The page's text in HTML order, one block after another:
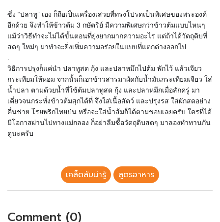
ซึ่ง “ปลาทู” เอง ก็ถือเป็นเครื่องเสวยที่ทรงโปรดเป็นพิเศษของพระองค์
อีกด้วย จึงทำให้ข้าวต้ม 3 กษัตริย์ มีความพิเศษกว่าข้าวต้มแบบไหนๆ
แม้ว่าวิธีทำจะไม่ได้ขั้นตอนที่ยุ่งยากมากความอะไร แต่ถ้าได้วัตถุดิบที่
สดๆ ใหม่ๆ มาทำจะยิ่งเพิ่มความอร่อยในแบบที่แตกต่างออกไป
วิธีการปรุงก็แค่นำ ปลาทูสด กุ้ง และปลาหมึกไปต้ม พักไว้ แล้วเจียว
กระเทียมให้หอม จากนั้นก็เอาข้าวสารมาผัดกับน้ำมันกระเทียมเจียว ใส่
น้ำปลา ตามด้วยน้ำที่ใช้ต้มปลาทูสด กุ้ง และปลาหมึกเมื่อสักครู่ มา
เคี่ยวจนกระทั่งข้าวต้มสุกได้ที่ จึงใส่เนื้อสัตว์ และปรุงรส ใส่ผักสดอย่าง
คื่นช่าย โรยพริกไทยป่น หรือจะใส่น้ำส้มก็ได้ตามชอบเลยครับ ใครที่ได้
มีโอกาสผ่านไปทางแม่กลอง ก็อย่าลืมซื้อวัตถุดิบสดๆ มาลองทำทานกัน
ดูนะครับ
เคล็ดลับน่ารู้ สูตรอาหาร
Comment (0)